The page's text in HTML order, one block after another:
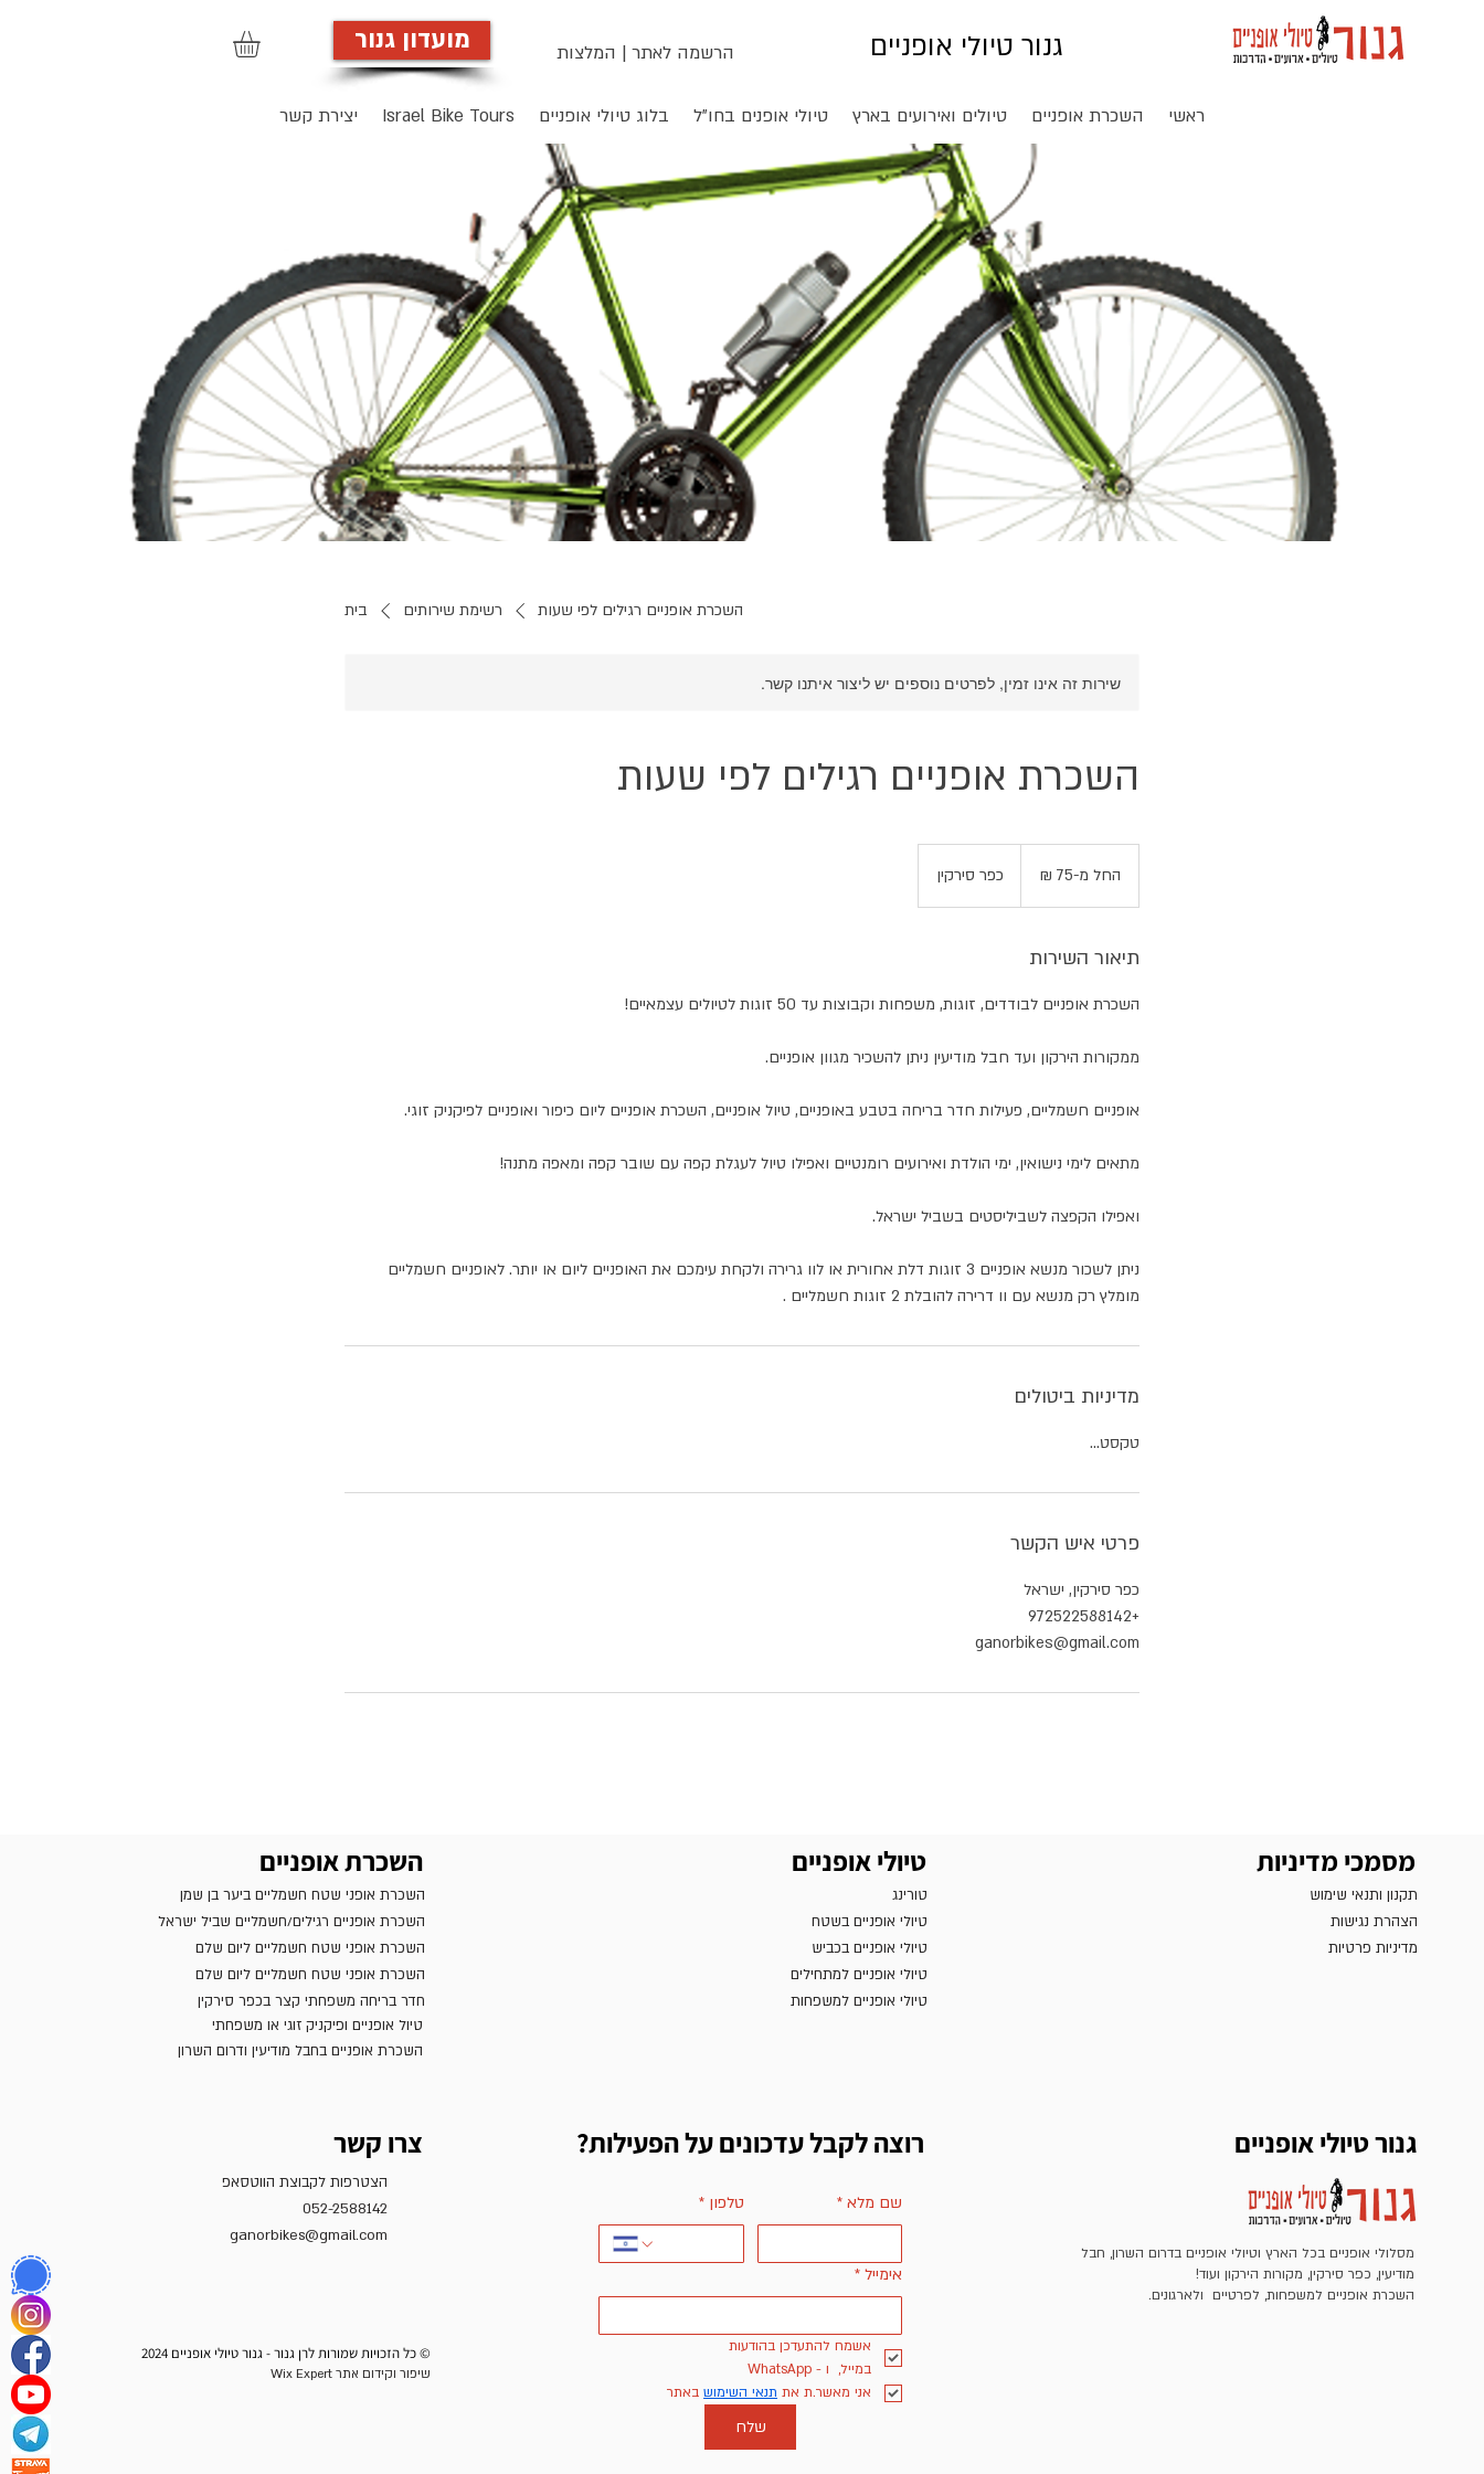
מועדון גנור הרשמה לאתר | המלצות גנור טיולי אופניים
ראשי השכרת אופניים טיולים ואירועים בארץ טיולי אופנים בחו"ל בלוג טיולי אופניים Israel Bike Tours יצירת קשר
בית רשימת שירותים השכרת אופניים רגילים לפי שעות
שירות זה אינו זמין, לפרטים נוספים יש ליצור איתנו קשר.
השכרת אופניים רגילים לפי שעות
שקליםהחל מ-‏75 ‏₪ כפר סירקין
תיאור השירות
ניתן לשכור מנשא אופניים 3 זוגות דלת אחורית או לוו גרירה ולקחת עימכם את האופניים ליום או יותר. לאופניים חשמליים
מומלץ רק מנשא עם וו דרירה להובלת 2 זוגות חשמליים .
מדיניות ביטולים
טקסט...
פרטי איש הקשר
כפר סירקין, ישראל
+972522588142
ganorbikes@gmail.com
השכרת אופניים
השכרת אופני שטח חשמליים ביער בן שמן
השכרת אופניים רגילים/חשמליים שביל ישראל
השכרת אופני שטח חשמליים ליום שלם
השכרת אופני שטח חשמליים ליום שלם
חדר בריחה משפחתי קצר בכפר סירקין
טיול אופניים ופיקניק זוגי או משפחתי
השכרת אופניים בחבל מודיעין ודרום השרון
טיולי אופניים
טורינג
טיולי אופניים בשטח
טיולי אופניים בכביש
טיולי אופניים למתחילים
טיולי אופניים למשפחות
מסמכי מדיניות
תקנון ותנאי שימוש
הצהרת נגישות
מדיניות פרטיות
צרו קשר
הצטרפות לקבוצת הווטסאפ
052-2588142
ganorbikes@gmail.com
© כל הזכויות שמורות לרן גנור - גנור טיולי אופניים 2024
שיפור וקידום אתר Wix Expert
רוצה לקבל עדכונים על הפעילות?
שם מלא * טלפון *
אימייל *
אשמח להתעדכן בהודעות
במייל,  ו - WhatsApp
אני מאשר.ת את תנאי השימוש באתר
שלח
גנור טיולי אופניים
מסלולי אופניים בכל הארץ וטיולי אופניים בדרום השרון, חבל
מודיעין, כפר סירקין, מקורות הירקון ועוד!
השכרת אופניים למשפחות, לפרטיים ולארגונים.